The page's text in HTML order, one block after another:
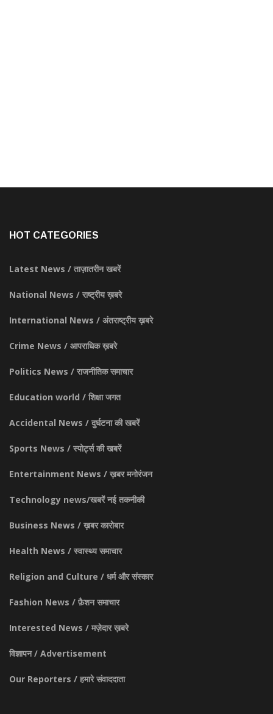
HOT CATEGORIES
Latest News / ताज़ातरीन खबरें
National News / राष्ट्रीय ख़बरे
International News / अंतराष्ट्रीय ख़बरे
Crime News / आपराधिक ख़बरे
Politics News / राजनीतिक समाचार
Education world / शिक्षा जगत
Accidental News / दुर्घटना की खबरें
Sports News / स्पोर्ट्स की खबरें
Entertainment News / ख़बर मनोरंजन
Technology news/खबरें नई तकनीकी
Business News / ख़बर कारोबार
Health News / स्वास्थ्य समाचार
Religion and Culture / धर्म और संस्कार
Fashion News / फ़ैशन समाचार
Interested News / मज़ेदार ख़बरे
विज्ञापन / Advertisement
Our Reporters / हमारे संवाददाता